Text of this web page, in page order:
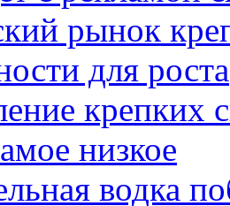
рынок
для роста
крепких
низкое
водка